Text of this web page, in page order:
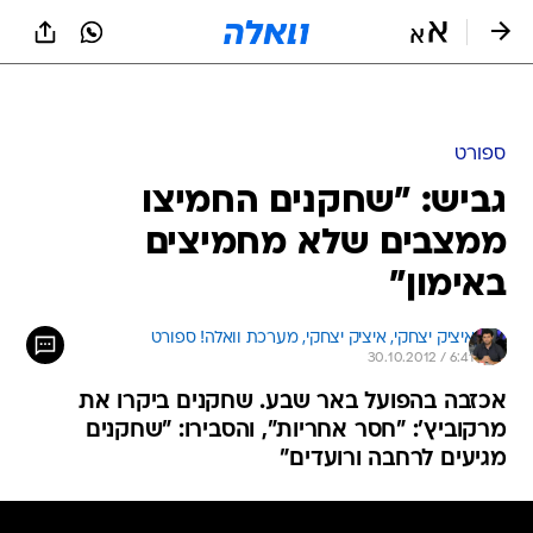
ספורט
גביש: "שחקנים החמיצו
ממצבים שלא מחמיצים
באימון"
איציק יצחקי, איציק יצחקי, מערכת וואלה! ספורט
30.10.2012 / 6:41
אכזבה בהפועל באר שבע. שחקנים ביקרו את
מרקוביץ': "חסר אחריות", והסבירו: "שחקנים
מגיעים לרחבה ורועדים"